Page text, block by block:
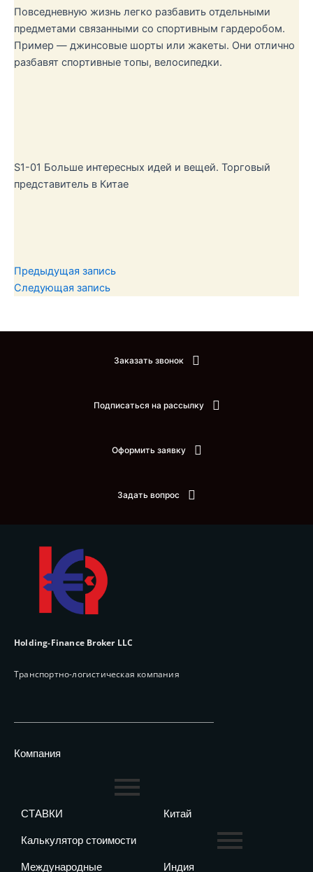
Повседневную жизнь легко разбавить отдельными
предметами связанными со спортивным гардеробом.
Пример — джинсовые шорты или жакеты. Они отлично
разбавят спортивные топы, велосипедки.
S1-01 Больше интересных идей и вещей. Торговый
представитель в Китае
Предыдущая запись
Следующая запись
Заказать звонок
Подписаться на рассылку
Оформить заявку
Задать вопрос
Holding-Finance Broker LLC
Транспортно-логистическая компания
Компания
СТАВКИ
Калькулятор стоимости
Международные
Китай
Индия